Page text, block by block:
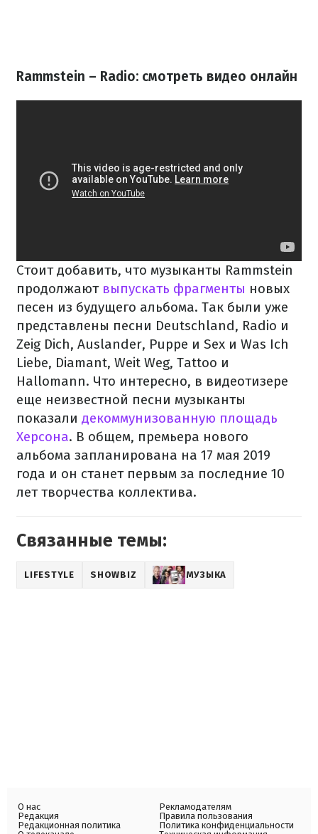
Rammstein – Radio: смотреть видео онлайн
Стоит добавить, что музыканты Rammstein
продолжаютвыпускать фрагменты новых
песен из будущего альбома. Так были уже
представлены песни Deutschland, Radio и
Zeig Dich, Auslander, Puppe и Sex и Was Ich
Liebe, Diamant, Weit Weg, Tattoo и
Hallomann. Что интересно, в видеотизере
еще неизвестной песни музыканты
показали декоммунизованную площадь
Херсона. В общем, премьера нового
альбома запланирована на 17 мая 2019
года и он станет первым за последние 10
лет творчества коллектива.
Связанные темы:
LIFESTYLE SHOWBIZ МУЗЫКА
О нас
Редакция
Редакционная политика
Рекламодателям
Правила пользования
Политика конфиденциальности